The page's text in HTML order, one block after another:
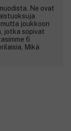
Ne ovat
joukkoon
jotka sopivat
6
Mikä